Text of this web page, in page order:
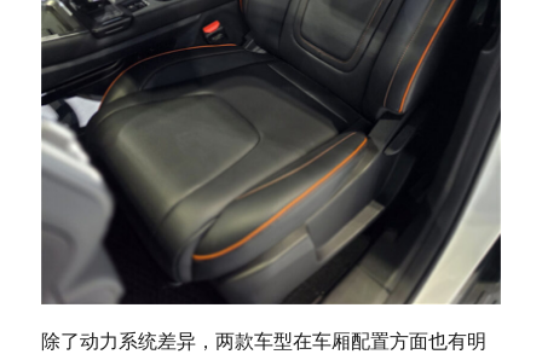
除了动力系统差异，两款车型在车厢配置方面也有明